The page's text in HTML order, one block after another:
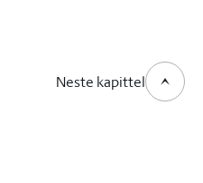
Neste kapittel